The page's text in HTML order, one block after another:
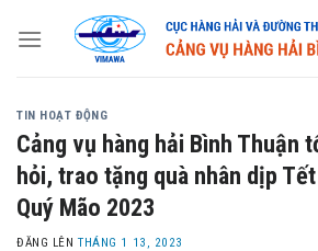
TIN HOẠT ĐỘNG
Cảng vụ hàng hải Bình Thuận
hỏi, trao tặng quà nhân dịp
Quý Mão 2023
ĐĂNG LÊNTHÁNG 1 13, 2023